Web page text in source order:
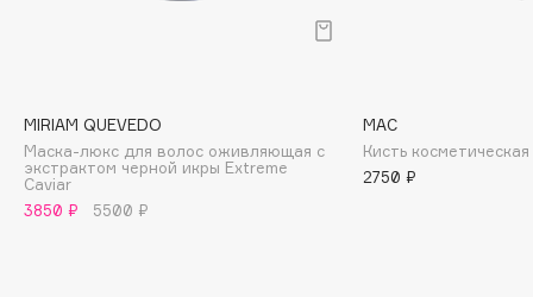
BORK
Brunello Cucinelli
MIRIAM QUEVEDO
Маска-люкс для волос оживляющая с
экстрактом черной икры Extreme
Caviar
3850 ₽
5500 ₽
MAC
Кисть
2750 ₽